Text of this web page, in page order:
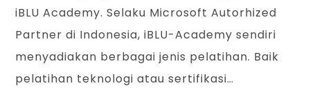
iBLU Academy. Selaku Microsoft Autorhized
Partner di Indonesia, iBLU-Academy sendiri
menyadiakan berbagai jenis pelatihan. Baik
pelatihan teknologi atau sertifikasi…